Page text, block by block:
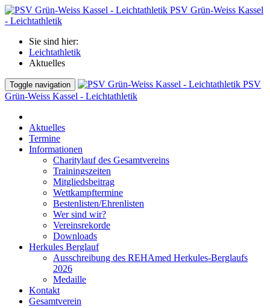
PSV Grün-Weiss Kassel
- Leichtathletik
Sie sind hier:
Leichtathletik
Aktuelles
Toggle navigation
PSV
Grün-Weiss Kassel - Leichtathletik
Aktuelles
Termine
Informationen
Charitylauf des Gesamtvereins
Trainingszeiten
Mitgliedsbeitrag
Wettkampftermine
Bestenlisten/Ehrenlisten
Wer sind wir?
Vereinsrekorde
Downloads
Herkules Berglauf
Ausschreibung des REHAmed Herkules-Berglaufs
2026
Medaille
Kontakt
Gesamtverein